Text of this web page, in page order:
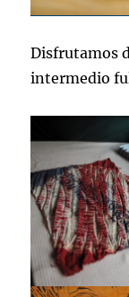
Disfrutamos
intermedio